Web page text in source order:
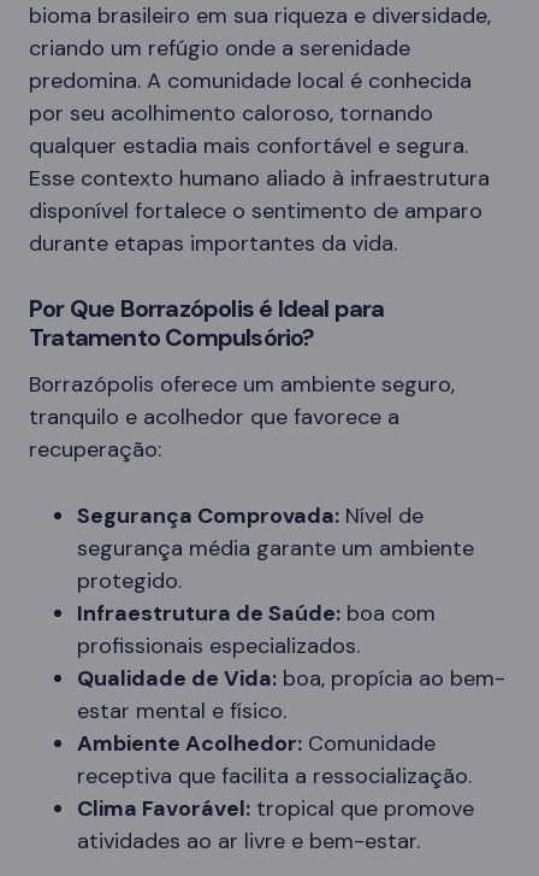
bioma brasileiro em sua riqueza e diversidade,
criando um refúgio onde a serenidade
predomina. A comunidade local é conhecida
por seu acolhimento caloroso, tornando
qualquer estadia mais confortável e segura.
Esse contexto humano aliado à infraestrutura
disponível fortalece o sentimento de amparo
durante etapas importantes da vida.
Por Que Borrazópolis é Ideal para
Tratamento Compulsório?
Borrazópolis oferece um ambiente seguro,
tranquilo e acolhedor que favorece a
recuperação:
Segurança Comprovada: Nível de
segurança média garante um ambiente
protegido.
Infraestrutura de Saúde: boa com
profissionais especializados.
Qualidade de Vida: boa, propícia ao bem-
estar mental e físico.
Ambiente Acolhedor: Comunidade
receptiva que facilita a ressocialização.
Clima Favorável: tropical que promove
atividades ao ar livre e bem-estar.